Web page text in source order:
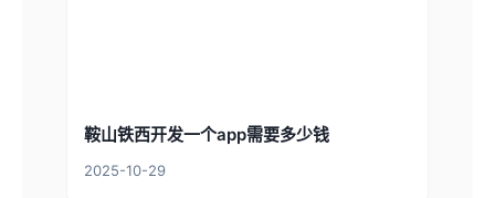
鞍山铁西开发一个app需要多少钱
2025-10-29